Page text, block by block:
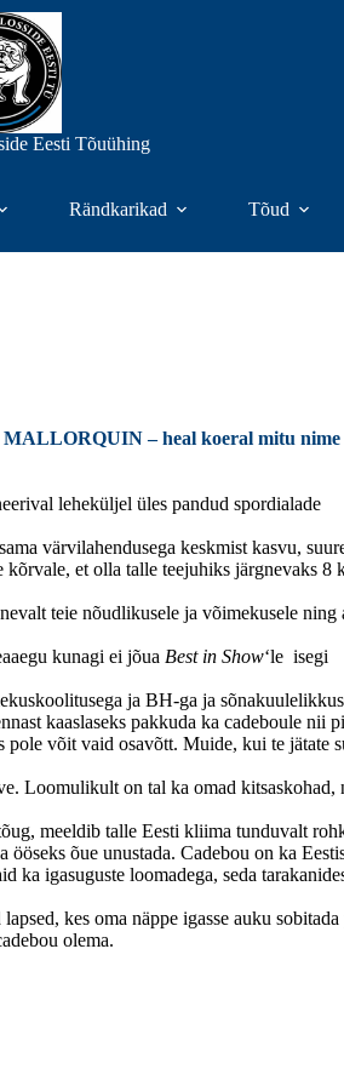
Eesti Tõuühing
Rändkarikad Tõud
– heal koeral mitu nime
leheküljel üles pandud spordialade
värvilahendusega keskmist kasvu,
et olla talle teejuhiks järgnevaks 8
teie nõudlikusele ja võimekusele ning
kunagi ei jõua Best in Show‘le isegi
ja BH-ga ja
kaaslaseks pakkuda ka cadeboule nii
võit vaid osavõtt. Muide, kui te jätate
Loomulikult on tal ka omad
meeldib talle Eesti kliima tunduvalt
ööseks õue unustada. Cadebou on ka
ka igasuguste loomadega, seda
kes oma näppe igasse auku
olema.